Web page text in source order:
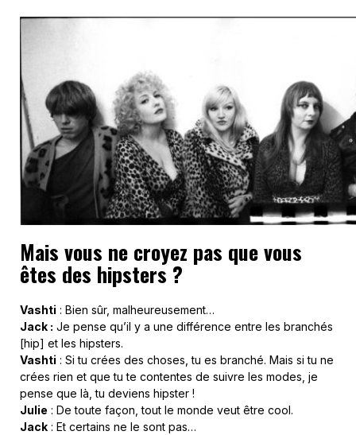
Mais vous ne croyez pas que vous
êtes des hipsters ?
Vashti : Bien sûr, malheureusement…
Jack : Je pense qu’il y a une différence entre les branchés
[hip] et les hipsters.
Vashti : Si tu crées des choses, tu es branché. Mais si tu ne
crées rien et que tu te contentes de suivre les modes, je
pense que là, tu deviens hipster !
Julie : De toute façon, tout le monde veut être cool.
Jack : Et certains ne le sont pas…